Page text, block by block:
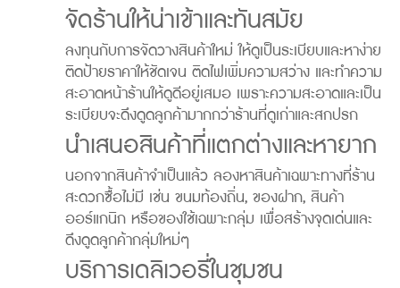
จัดร้านให้น่าเข้าและทันสมัย
ลงทุนกับการจัดวางสินค้าใหม่ ให้ดูเป็นระเบียบและหาง่าย
ติดป้ายราคาให้ชัดเจน ติดไฟเพิ่มความสว่าง และทำความ
สะอาดหน้าร้านให้ดูดีอยู่เสมอ เพราะความสะอาดและเป็น
ระเบียบจะดึงดูดลูกค้ามากกว่าร้านที่ดูเก่าและสกปรก
นำเสนอสินค้าที่แตกต่างและหายาก
นอกจากสินค้าจำเป็นแล้ว ลองหาสินค้าเฉพาะทางที่ร้าน
สะดวกซื้อไม่มี เช่น ขนมท้องถิ่น, ของฝาก, สินค้า
ออร์แกนิก หรือของใช้เฉพาะกลุ่ม เพื่อสร้างจุดเด่นและ
ดึงดูดลูกค้ากลุ่มใหม่ๆ
บริการเดลิเวอรี่ในชุมชน